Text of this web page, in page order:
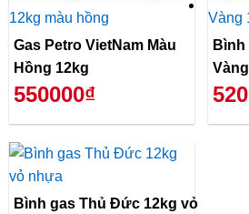
Gas Petro VietNam Màu
Hồng 12kg
550000₫
Bình
Bình gas Thủ Đức 12kg vỏ